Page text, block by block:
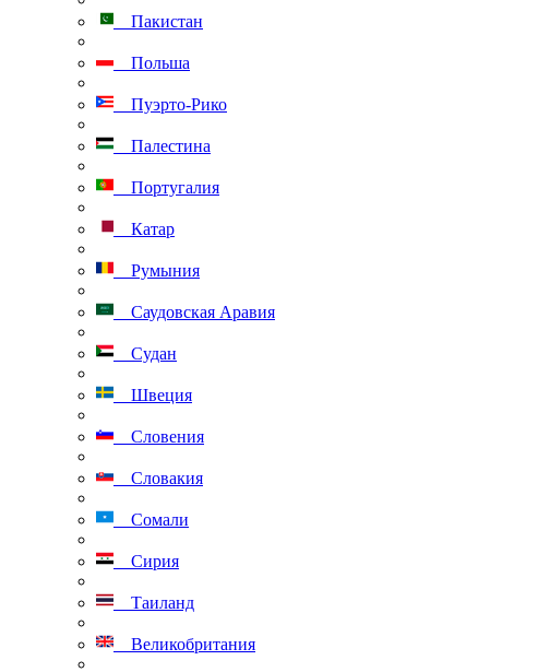
Пакистан
Польша
Пуэрто-Рико
Палестина
Португалия
Катар
Румыния
Саудовская Аравия
Судан
Швеция
Словения
Словакия
Сомали
Сирия
Таиланд
Великобритания